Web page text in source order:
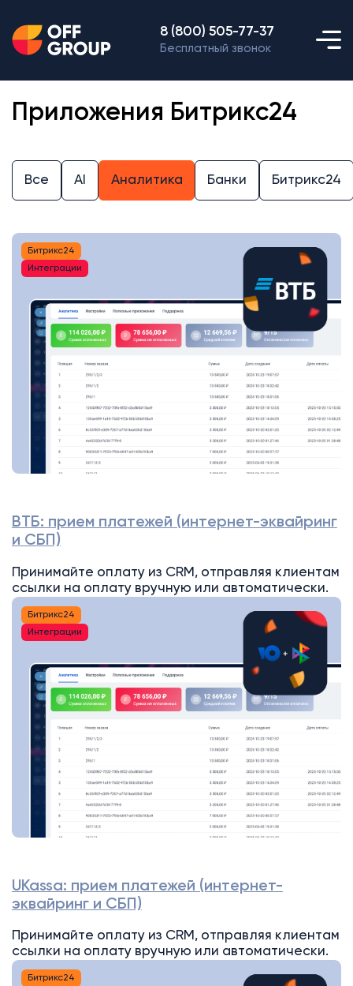
8 (800) 505-77-37
Бесплатный звонок
Приложения Битрикс24
Все AI Аналитика Банки Битрикс24
Битрикс24
Интеграции
ВТБ: прием платежей (интернет-эквайринг
и СБП)
Принимайте оплату из CRM, отправляя клиентам
ссылки на оплату вручную или автоматически.
Битрикс24
Интеграции
UKassa: прием платежей (интернет-
эквайринг и СБП)
Принимайте оплату из CRM, отправляя клиентам
ссылки на оплату вручную или автоматически.
Битрикс24